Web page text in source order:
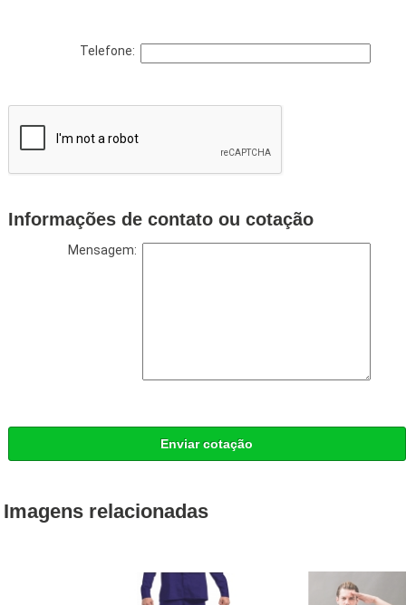
Telefone:
Informações de contato ou cotação
Mensagem:
Enviar cotação
Imagens relacionadas